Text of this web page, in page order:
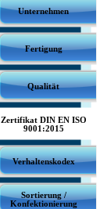
Unternehmen
Fertigung
Qualität
Zertifikat DIN EN ISO
9001:2015
Verhaltenskodex
Sortierung /
Konfektionierung